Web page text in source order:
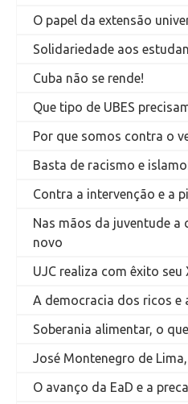
O papel da extensão
Solidariedade aos
Cuba não se rende!
Que tipo de UBES
Por que somos contra o
Basta de racismo e
Contra a intervenção e a
Nas mãos da juventude
novo
UJC realiza com êxito seu
A democracia dos ricos e
Soberania alimentar, o
José Montenegro de
O avanço da EaD e a